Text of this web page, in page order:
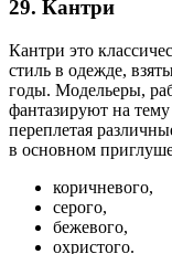
29. Кантри
Кантри это
стиль в одежде,
годы. Модельеры,
фантазируют на
переплетая
в основном
коричневого,
серого,
бежевого,
охристого.